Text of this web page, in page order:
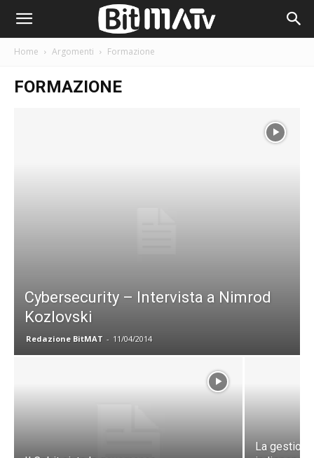
Home Argomenti Formazione
FORMAZIONE
Cybersecurity – Intervista a Nimrod
Kozlovski
Redazione BitMAT - 11/04/2014
La